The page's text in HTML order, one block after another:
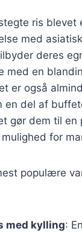
ris
med
deres
med en
er også
en del af
gør dem til en
for
populære
med kylling: